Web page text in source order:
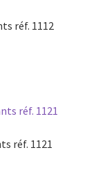
réf. 1112
réf. 1121